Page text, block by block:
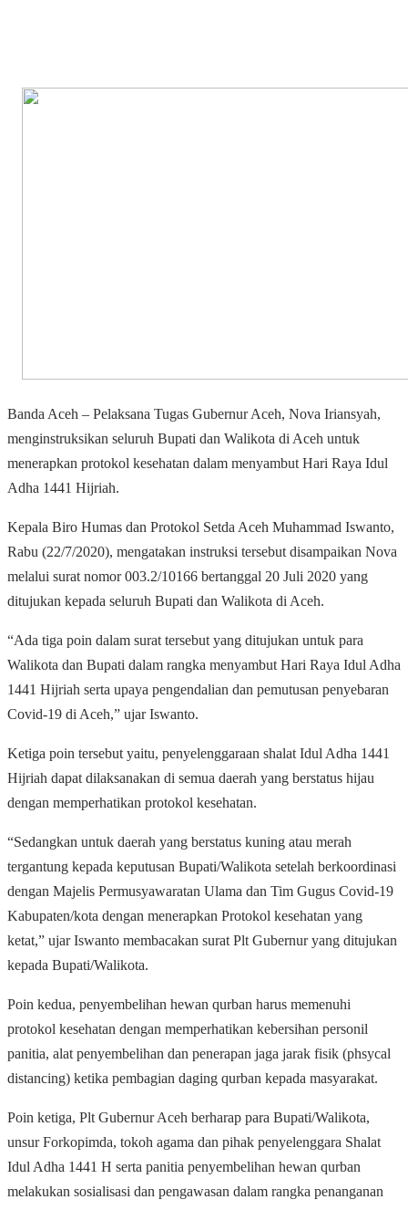
Banda Aceh – Pelaksana Tugas Gubernur Aceh, Nova Iriansyah,
menginstruksikan seluruh Bupati dan Walikota di Aceh untuk
menerapkan protokol kesehatan dalam menyambut Hari Raya Idul
Adha 1441 Hijriah.
Kepala Biro Humas dan Protokol Setda Aceh Muhammad Iswanto,
Rabu (22/7/2020), mengatakan instruksi tersebut disampaikan Nova
melalui surat nomor 003.2/10166 bertanggal 20 Juli 2020 yang
ditujukan kepada seluruh Bupati dan Walikota di Aceh.
“Ada tiga poin dalam surat tersebut yang ditujukan untuk para
Walikota dan Bupati dalam rangka menyambut Hari Raya Idul Adha
1441 Hijriah serta upaya pengendalian dan pemutusan penyebaran
Covid-19 di Aceh,” ujar Iswanto.
Ketiga poin tersebut yaitu, penyelenggaraan shalat Idul Adha 1441
Hijriah dapat dilaksanakan di semua daerah yang berstatus hijau
dengan memperhatikan protokol kesehatan.
“Sedangkan untuk daerah yang berstatus kuning atau merah
tergantung kepada keputusan Bupati/Walikota setelah berkoordinasi
dengan Majelis Permusyawaratan Ulama dan Tim Gugus Covid-19
Kabupaten/kota dengan menerapkan Protokol kesehatan yang
ketat,” ujar Iswanto membacakan surat Plt Gubernur yang ditujukan
kepada Bupati/Walikota.
Poin kedua, penyembelihan hewan qurban harus memenuhi
protokol kesehatan dengan memperhatikan kebersihan personil
panitia, alat penyembelihan dan penerapan jaga jarak fisik (phsycal
distancing) ketika pembagian daging qurban kepada masyarakat.
Poin ketiga, Plt Gubernur Aceh berharap para Bupati/Walikota,
unsur Forkopimda, tokoh agama dan pihak penyelenggara Shalat
Idul Adha 1441 H serta panitia penyembelihan hewan qurban
melakukan sosialisasi dan pengawasan dalam rangka penanganan